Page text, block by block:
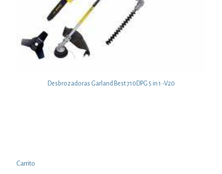
Desbrozadoras Garland Best 710DPG 5 in 1 -V20
Carrito